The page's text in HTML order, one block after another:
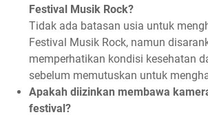
Festival Musik Rock?
Tidak ada batasan usia untuk
Festival Musik Rock, namun
memperhatikan kondisi kesehatan
sebelum memutuskan untuk
Apakah diizinkan membawa
festival?